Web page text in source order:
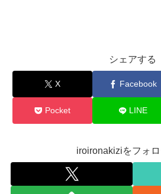
シェアする
X Facebook
Pocket LINE
iroironakiziをフォ